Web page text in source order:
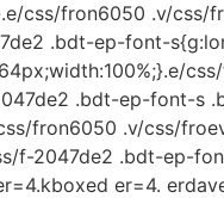
css/fron6050 .v/
.bdt-ep-font-
.bdt-ep-font-
fron6050 .v/css/
f-2047de2 .bdt-ep-
er=4.